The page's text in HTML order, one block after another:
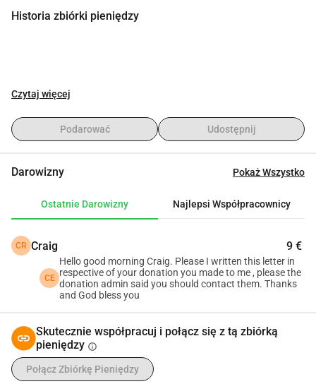
Historia zbiórki pieniędzy
Czytaj więcej
Podarować Udostępnij
Darowizny Pokaż Wszystko
Ostatnie Darowizny Najlepsi Współpracownicy
CR Craig 9 €
CE
Hello good morning Craig. Please I written this letter in
respective of your donation you made to me , please the
donation admin said you should contact them. Thanks
and God bless you
Skutecznie współpracuj i połącz się z tą zbiórką
pieniędzy info
Połącz Zbiórkę Pieniędzy